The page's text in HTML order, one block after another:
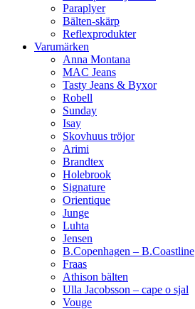
Paraplyer
Bälten-skärp
Reflexprodukter
Varumärken
Anna Montana
MAC Jeans
Tasty Jeans & Byxor
Robell
Sunday
Isay
Skovhuus tröjor
Arimi
Brandtex
Holebrook
Signature
Orientique
Junge
Luhta
Jensen
B.Copenhagen – B.Coastline
Fraas
Athison bälten
Ulla Jacobsson – cape o sjal
Vouge